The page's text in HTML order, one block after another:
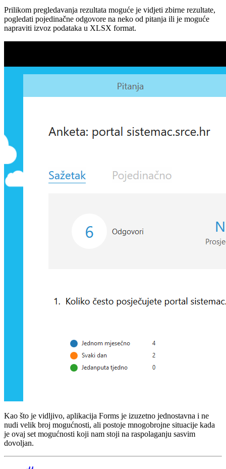
Prilikom pregledavanja rezultata moguće je vidjeti zbirne rezultate,
pogledati pojedinačne odgovore na neko od pitanja ili je moguće
napraviti izvoz podataka u XLSX format.
Kao što je vidljivo, aplikacija Forms je izuzetno jednostavna i ne
nudi velik broj mogućnosti, ali postoje mnogobrojne situacije kada
je ovaj set mogućnosti koji nam stoji na raspolaganju sasvim
dovoljan.